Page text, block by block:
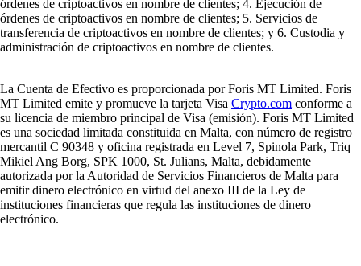
órdenes de criptoactivos en nombre de clientes; 4. Ejecución de
órdenes de criptoactivos en nombre de clientes; 5. Servicios de
transferencia de criptoactivos en nombre de clientes; y 6. Custodia y
administración de criptoactivos en nombre de clientes.
La Cuenta de Efectivo es proporcionada por Foris MT Limited. Foris
MT Limited emite y promueve la tarjeta Visa Crypto.com conforme a
su licencia de miembro principal de Visa (emisión). Foris MT Limited
es una sociedad limitada constituida en Malta, con número de registro
mercantil C 90348 y oficina registrada en Level 7, Spinola Park, Triq
Mikiel Ang Borg, SPK 1000, St. Julians, Malta, debidamente
autorizada por la Autoridad de Servicios Financieros de Malta para
emitir dinero electrónico en virtud del anexo III de la Ley de
instituciones financieras que regula las instituciones de dinero
electrónico.